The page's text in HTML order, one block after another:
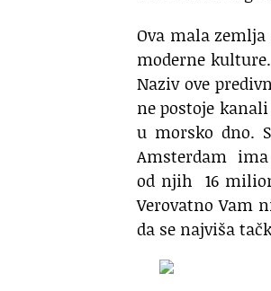
Ova mala
moderne
Naziv ove
ne postoje
u morsko dno.
Amsterdam ima
od njih 16
Verovatno Vam
da se najviša